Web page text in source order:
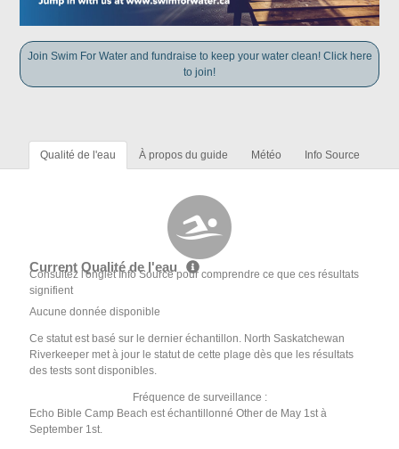
Join Swim For Water and fundraise to keep your water clean! Click here
to join!
Qualité de l'eau À propos du guide Météo Info Source
Current Qualité de l'eau
Consultez l'onglet Info Source pour comprendre ce que ces résultats
signifient
Aucune donnée disponible
Ce statut est basé sur le dernier échantillon. North Saskatchewan
Riverkeeper met à jour le statut de cette plage dès que les résultats
des tests sont disponibles.
Fréquence de surveillance :
Echo Bible Camp Beach est échantillonné Other de May 1st à
September 1st.